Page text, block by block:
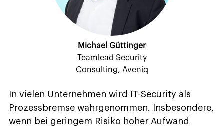
Michael Güttinger
Teamlead Security
Consulting, Aveniq
In vielen Unternehmen wird IT-Security als
Prozessbremse wahrgenommen. Insbesondere,
wenn bei geringem Risiko hoher Aufwand